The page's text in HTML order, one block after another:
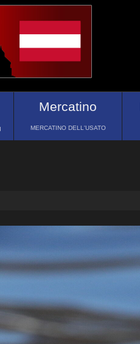
Mercatino
MERCATINO DELL'USATO